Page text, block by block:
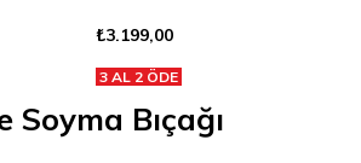
₺3.199,00
3 AL 2 ÖDE
Soyma Bıçağı